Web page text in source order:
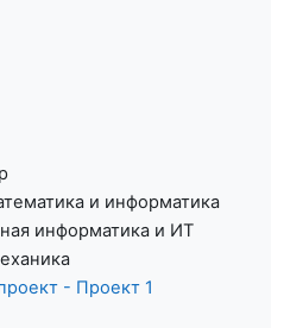
и информатика
информатика и ИТ
- Проект 1